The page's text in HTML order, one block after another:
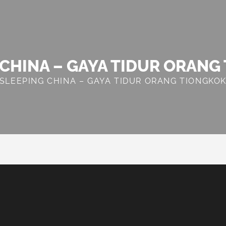
– GAYA TIDUR
SLEEPING CHINA – GAYA TIDUR ORANG TIONGKOK